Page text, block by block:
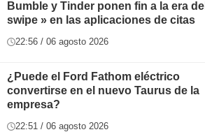
Bumble y Tinder ponen fin a la era
swipe » en las aplicaciones de citas
22:56 / 06 agosto 2026
¿Puede el Ford Fathom eléctrico
convertirse en el nuevo Taurus de la
empresa?
22:51 / 06 agosto 2026